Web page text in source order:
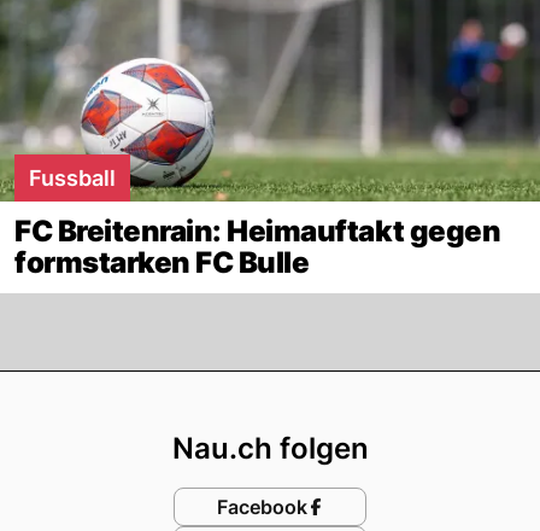
Fussball
FC Breitenrain: Heimauftakt gegen
formstarken FC Bulle
Nau.ch folgen
Facebook